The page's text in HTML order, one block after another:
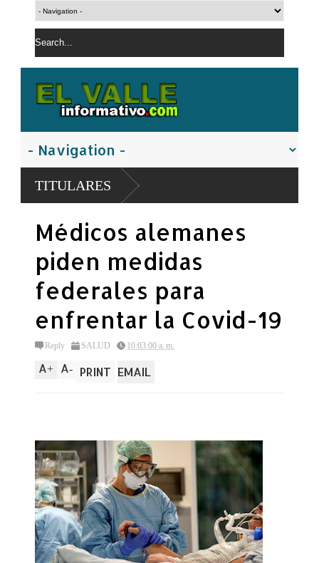
TITULARES
ESCOLARES
Médicos alemanes
piden medidas
federales para
enfrentar la Covid-19
Reply SALUD 10:03:00 a. m.
A+ A- PRINT EMAIL